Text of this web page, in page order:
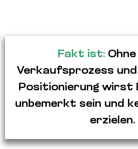
Fakt ist:Ohne
Verkaufsprozess
Positionierung wirst
unbemerkt sein und
erzielen.